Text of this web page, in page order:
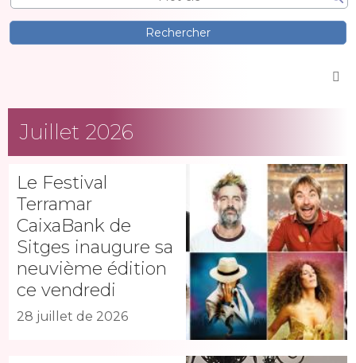
Juillet 2026
Le Festival
Terramar
CaixaBank de
Sitges inaugure sa
neuvième édition
ce vendredi
28 juillet de 2026